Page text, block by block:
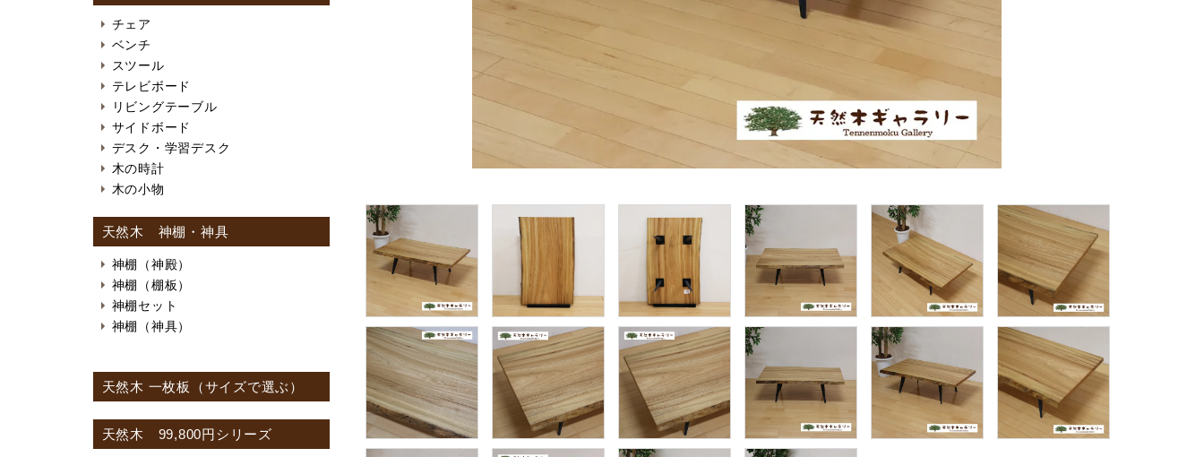
チェア
ベンチ
スツール
テレビボード
リビングテーブル
サイドボード
デスク・学習デスク
木の時計
木の小物
天然木 神棚・神具
神棚（神殿）
神棚（棚板）
神棚セット
神棚（神具）
天然木 一枚板（サイズで選ぶ）
天然木 99,800円シリーズ